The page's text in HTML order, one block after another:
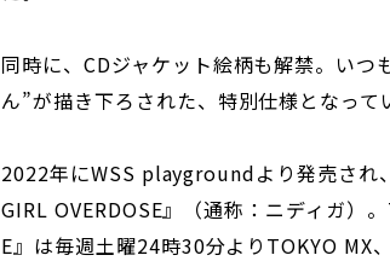
同時に、CDジャケット絵柄も解禁。い
ん”が描き下ろされた、特別仕様となって
2022年にWSS playgroundより発売され
GIRL OVERDOSE』（通称：ニディガ）
E』は毎週土曜24時30分よりTOKYO MX